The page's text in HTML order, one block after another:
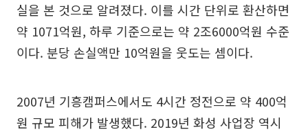
실을 본 것으로 알려졌다. 이를 시간 단위로 환산하면
약 1071억원, 하루 기준으로는 약 2조6000억원 수준
이다. 분당 손실액만 10억원을 웃도는 셈이다.
2007년 기흥캠퍼스에서도 4시간 정전으로 약 400억
원 규모 피해가 발생했다. 2019년 화성 사업장 역시